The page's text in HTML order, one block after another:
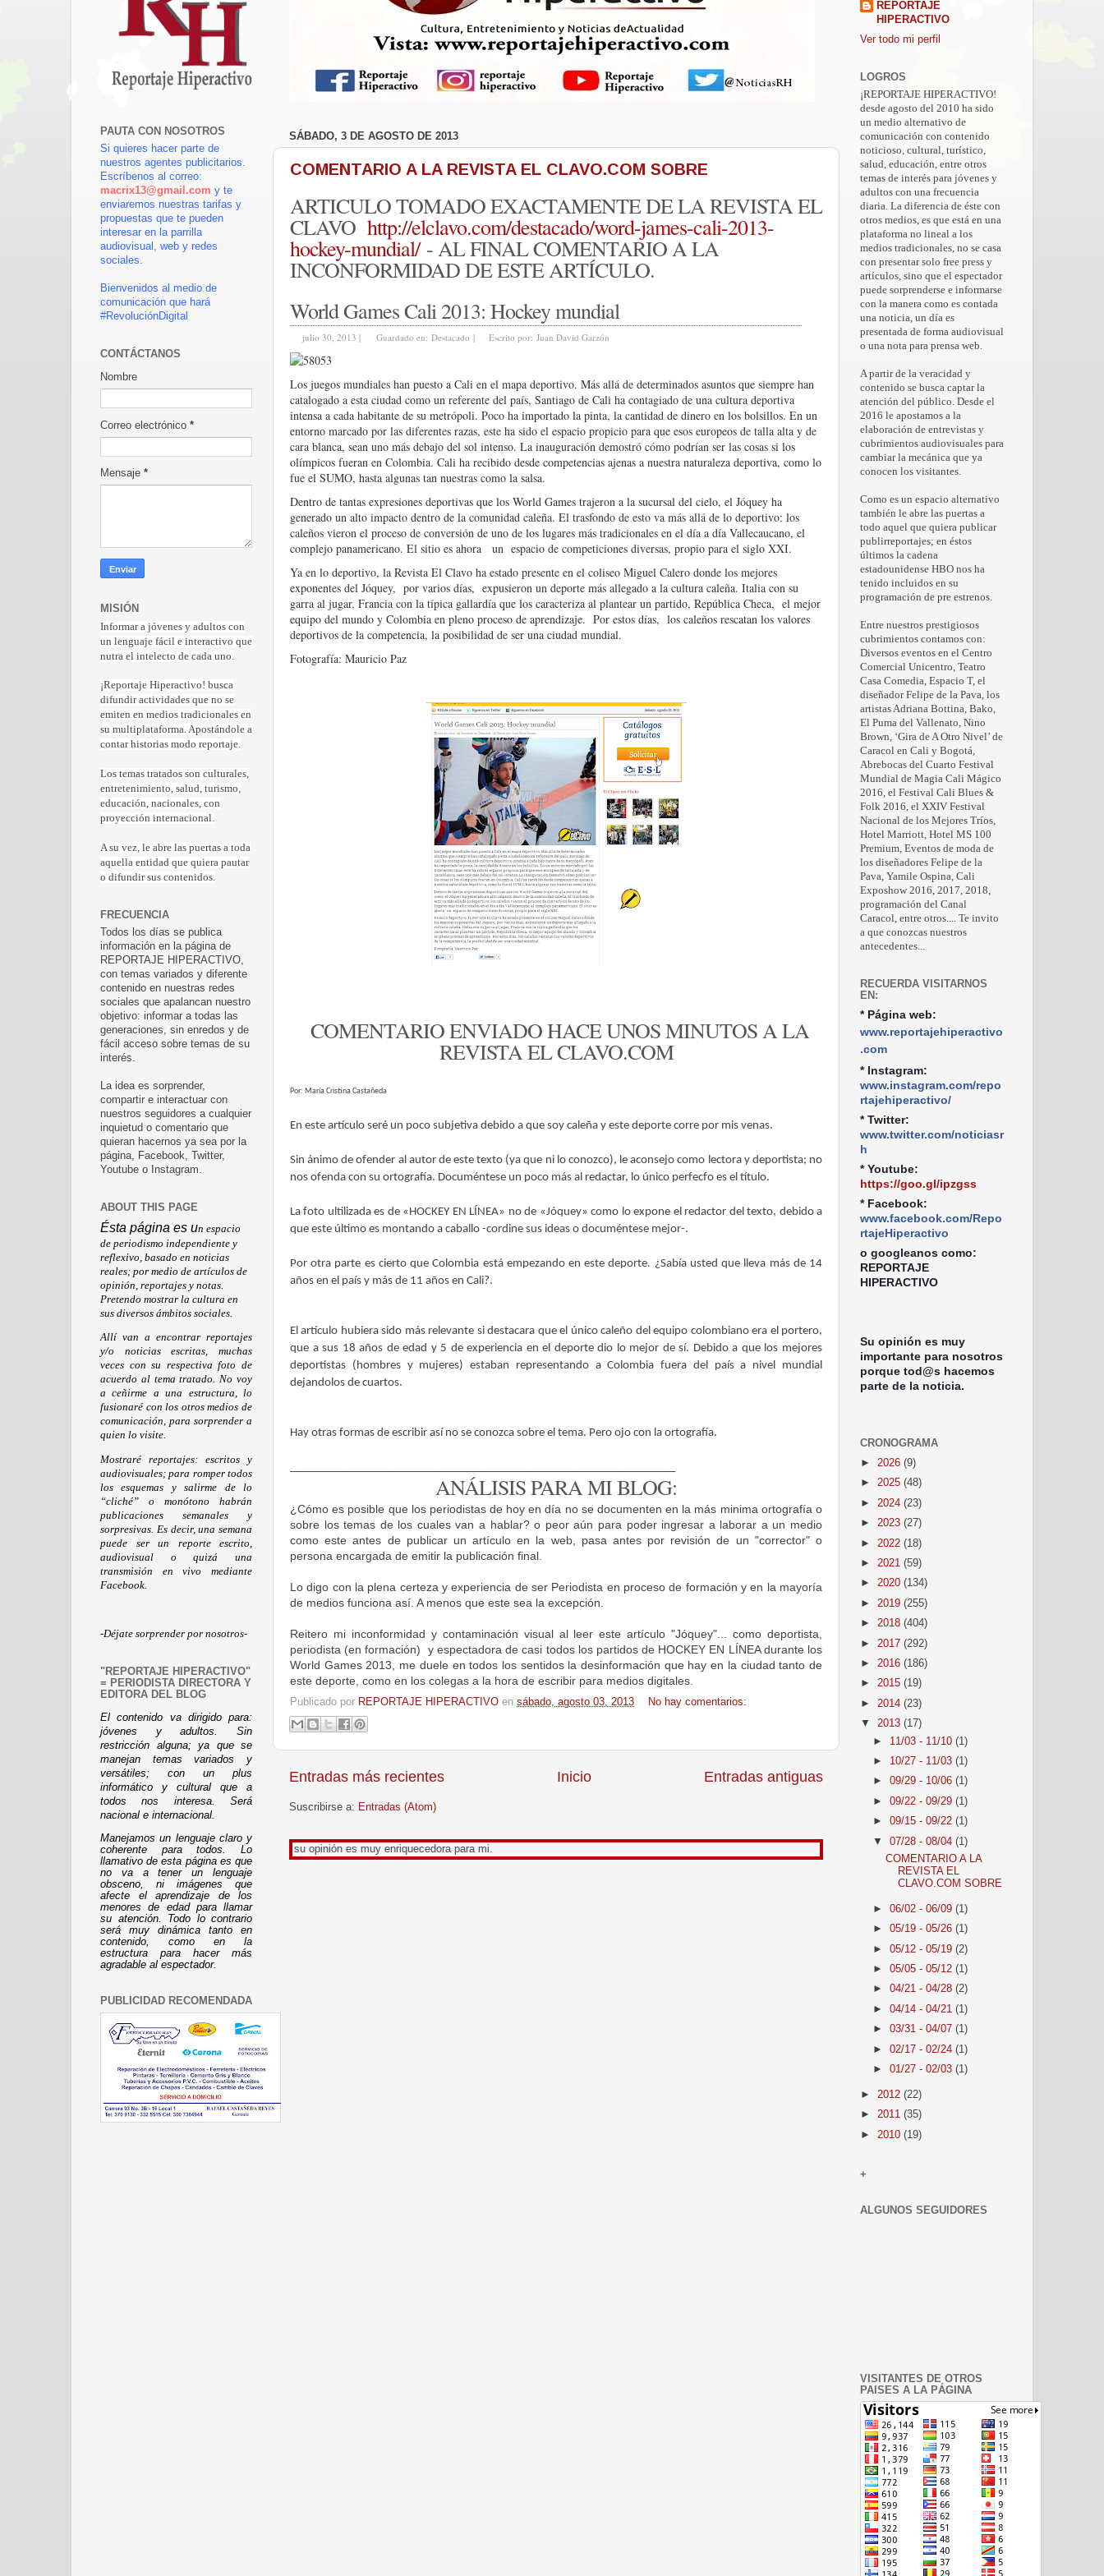
SÁBADO, 3 DE AGOSTO DE 2013
COMENTARIO A LA REVISTA EL CLAVO.COM SOBRE
ARTICULO TOMADO EXACTAMENTE DE LA REVISTA EL
CLAVO http://elclavo.com/destacado/word-james-cali-2013-
hockey-mundial/- AL FINAL COMENTARIO A LA
INCONFORMIDAD DE ESTE ARTÍCULO.
World Games Cali 2013: Hockey mundial
julio 30, 2013 | Guardado en: Destacado | Escrito por: Juan David Garzón
Los juegos mundiales han puesto a Cali en el mapa deportivo. Más allá de determinados asuntos que siempre han
catalogado a esta ciudad como un referente del país, Santiago de Cali ha contagiado de una cultura deportiva
intensa a cada habitante de su metrópoli. Poco ha importado la pinta, la cantidad de dinero en los bolsillos. En un
entorno marcado por las diferentes razas, este ha sido el espacio propicio para que esos europeos de talla alta y de
cara blanca, sean uno más debajo del sol intenso. La inauguración demostró cómo podrían ser las cosas si los
olímpicos fueran en Colombia. Cali ha recibido desde competencias ajenas a nuestra naturaleza deportiva, como lo
fue el SUMO, hasta algunas tan nuestras como la salsa.
Dentro de tantas expresiones deportivas que los World Games trajeron a la sucursal del cielo, el Jóquey ha
generado un alto impacto dentro de la comunidad caleña. El trasfondo de esto va más allá de lo deportivo: los
caleños vieron el proceso de conversión de uno de los lugares más tradicionales en el día a día Vallecaucano, el
complejo panamericano. El sitio es ahora un espacio de competiciones diversas, propio para el siglo XXI.
Ya en lo deportivo, la Revista El Clavo ha estado presente en el coliseo Miguel Calero donde los mejores
exponentes del Jóquey, por varios días, expusieron un deporte más allegado a la cultura caleña. Italia con su
garra al jugar, Francia con la típica gallardía que los caracteriza al plantear un partido, República Checa, el mejor
equipo del mundo y Colombia en pleno proceso de aprendizaje. Por estos días, los caleños rescatan los valores
deportivos de la competencia, la posibilidad de ser una ciudad mundial.
Fotografía: Mauricio Paz
COMENTARIO ENVIADO HACE UNOS MINUTOS A LA
REVISTA EL CLAVO.COM
Por: María Cristina Castañeda
En este artículo seré un poco subjetiva debido a que soy caleña y este deporte corre por mis venas.
Sin ánimo de ofender al autor de este texto (ya que ni lo conozco), le aconsejo como lectora y deportista; no
nos ofenda con su ortografía. Documéntese un poco más al redactar, lo único perfecfo es el título.
La foto ultilizada es de «HOCKEY EN LÍNEA» no de «Jóquey» como lo expone el redactor del texto, debido a
que este último es montando a caballo -cordine sus ideas o documéntese mejor-.
Por otra parte es cierto que Colombia está empezando en este deporte. ¿Sabía usted que lleva más de 14
años en el país y más de 11 años en Cali?.
El artículo hubiera sido más relevante si destacara que el único caleño del equipo colombiano era el portero,
que a sus 18 años de edad y 5 de experiencia en el deporte dio lo mejor de sí. Debido a que los mejores
deportistas (hombres y mujeres) estaban representando a Colombia fuera del país a nivel mundial
dejandolos de cuartos.
Hay otras formas de escribir así no se conozca sobre el tema. Pero ojo con la ortografía.
ANÁLISIS PARA MI BLOG:
¿Cómo es posible que los periodistas de hoy en día no se documenten en la más minima ortografía o
sobre los temas de los cuales van a hablar? o peor aún para poder ingresar a laborar a un medio
como este antes de publicar un artículo en la web, pasa antes por revisión de un "corrector" o
persona encargada de emitir la publicación final.
Lo digo con la plena certeza y experiencia de ser Periodista en proceso de formación y en la mayoría
de medios funciona así. A menos que este sea la excepción.
Reitero mi inconformidad y contaminación visual al leer este artículo "Jóquey"... como deportista,
periodista (en formación) y espectadora de casi todos los partidos de HOCKEY EN LÍNEA durante los
World Games 2013, me duele en todos los sentidos la desinformación que hay en la ciudad tanto de
este deporte, como en los colegas a la hora de escribir para medios digitales.
Publicado por REPORTAJE HIPERACTIVO en sábado, agosto 03, 2013 No hay comentarios:
Entradas más recientes Entradas antiguas
Inicio
Suscribirse a: Entradas (Atom)
Gracias por leer mi trabajo, su opinión es muy enriquecedora para mi.
PAUTA CON NOSOTROS
Si quieres hacer parte de
nuestros agentes publicitarios.
Escríbenos al correo:
macrix13@gmail.com y te
enviaremos nuestras tarifas y
propuestas que te pueden
interesar en la parrilla
audiovisual, web y redes
sociales.
Bienvenidos al medio de
comunicación que hará
#RevoluciónDigital
CONTÁCTANOS
Nombre
Correo electrónico *
Mensaje *
MISIÓN
Informar a jóvenes y adultos con
un lenguaje fácil e interactivo que
nutra el intelecto de cada uno.
¡Reportaje Hiperactivo! busca
difundir actividades que no se
emiten en medios tradicionales en
su multiplataforma. Apostándole a
contar historias modo reportaje.
Los temas tratados son culturales,
entretenimiento, salud, turismo,
educación, nacionales, con
proyección internacional.
A su vez, le abre las puertas a toda
aquella entidad que quiera pautar
o difundir sus contenidos.
FRECUENCIA
Todos los días se publica
información en la página de
REPORTAJE HIPERACTIVO,
con temas variados y diferente
contenido en nuestras redes
sociales que apalancan nuestro
objetivo: informar a todas las
generaciones, sin enredos y de
fácil acceso sobre temas de su
interés.
La idea es sorprender,
compartir e interactuar con
nuestros seguidores a cualquier
inquietud o comentario que
quieran hacernos ya sea por la
página, Facebook, Twitter,
Youtube o Instagram.
ABOUT THIS PAGE
Ésta página es un espacio
de periodismo independiente y
reflexivo, basado en noticias
reales; por medio de artículos de
opinión, reportajes y notas.
Pretendo mostrar la cultura en
sus diversos ámbitos sociales.
Allí van a encontrar reportajes
y/o noticias escritas, muchas
veces con su respectiva foto de
acuerdo al tema tratado. No voy
a ceñirme a una estructura, lo
fusionaré con los otros medios de
comunicación, para sorprender a
quien lo visite.
Mostraré reportajes: escritos y
audiovisuales; para romper todos
los esquemas y salirme de lo
“cliché” o monótono habrán
publicaciones semanales y
sorpresivas. Es decir, una semana
puede ser un reporte escrito,
audiovisual o quizá una
transmisión en vivo mediante
Facebook.
-Déjate sorprender por nosotros-
"REPORTAJE HIPERACTIVO"
= PERIODISTA DIRECTORA Y
EDITORA DEL BLOG
El contenido va dirigido para:
jóvenes y adultos. Sin
restricción alguna; ya que se
manejan temas variados y
versátiles; con un plus
informático y cultural que a
todos nos interesa. Será
nacional e internacional.
Manejamos un lenguaje claro y
coherente para todos. Lo
llamativo de esta página es que
no va a tener un lenguaje
obsceno, ni imágenes que
afecte el aprendizaje de los
menores de edad para llamar
su atención. Todo lo contrario
será muy dinámica tanto en
contenido, como en la
estructura para hacer más
agradable al espectador.
PUBLICIDAD RECOMENDADA
REPORTAJE
HIPERACTIVO
Ver todo mi perfil
LOGROS
¡REPORTAJE HIPERACTIVO!
desde agosto del 2010 ha sido
un medio alternativo de
comunicación con contenido
noticioso, cultural, turístico,
salud, educación, entre otros
temas de interés para jóvenes y
adultos con una frecuencia
diaria. La diferencia de éste con
otros medios, es que está en una
plataforma no lineal a los
medios tradicionales, no se casa
con presentar solo free press y
artículos, sino que el espectador
puede sorprenderse e informarse
con la manera como es contada
una noticia, un día es
presentada de forma audiovisual
o una nota para prensa web.
A partir de la veracidad y
contenido se busca captar la
atención del público. Desde el
2016 le apostamos a la
elaboración de entrevistas y
cubrimientos audiovisuales para
cambiar la mecánica que ya
conocen los visitantes.
Como es un espacio alternativo
también le abre las puertas a
todo aquel que quiera publicar
publirreportajes; en éstos
últimos la cadena
estadounidense HBO nos ha
tenido incluidos en su
programación de pre estrenos.
Entre nuestros prestigiosos
cubrimientos contamos con:
Diversos eventos en el Centro
Comercial Unicentro, Teatro
Casa Comedia, Espacio T, el
diseñador Felipe de la Pava, los
artistas Adriana Bottina, Bako,
El Puma del Vallenato, Nino
Brown, ‘Gira de A Otro Nivel’ de
Caracol en Cali y Bogotá,
Abrebocas del Cuarto Festival
Mundial de Magia Cali Mágico
2016, el Festival Cali Blues &
Folk 2016, el XXIV Festival
Nacional de los Mejores Tríos,
Hotel Marriott, Hotel MS 100
Premium, Eventos de moda de
los diseñadores Felipe de la
Pava, Yamile Ospina, Cali
Exposhow 2016, 2017, 2018,
programación del Canal
Caracol, entre otros.... Te invito
a que conozcas nuestros
antecedentes...
RECUERDA VISITARNOS
EN:
* Página web:
www.reportajehiperactivo
.com
* Instagram:
www.instagram.com/repo
rtajehiperactivo/
* Twitter:
www.twitter.com/noticiasr
h
* Youtube:
https://goo.gl/ipzgss
* Facebook:
www.facebook.com/Repo
rtajeHiperactivo
o googleanos como:
REPORTAJE
HIPERACTIVO
Su opinión es muy
importante para nosotros
porque tod@s hacemos
parte de la noticia.
CRONOGRAMA
► 2026 (9)
► 2025 (48)
► 2024 (23)
► 2023 (27)
► 2022 (18)
► 2021 (59)
► 2020 (134)
► 2019 (255)
► 2018 (404)
► 2017 (292)
► 2016 (186)
► 2015 (19)
► 2014 (23)
▼ 2013 (17)
► 11/03 - 11/10(1)
► 10/27 - 11/03(1)
►09/29 - 10/06(1)
►09/22 - 09/29(1)
►09/15 - 09/22(1)
▼07/28 - 08/04(1)
COMENTARIO A LA
REVISTA EL
CLAVO.COM SOBRE
►06/02 - 06/09(1)
►05/19 - 05/26(1)
►05/12 - 05/19(2)
►05/05 - 05/12(1)
►04/21 - 04/28(2)
►04/14 - 04/21(1)
►03/31 - 04/07(1)
►02/17 - 02/24(1)
►01/27 - 02/03(1)
► 2012 (22)
► 2011 (35)
► 2010 (19)
+
ALGUNOS SEGUIDORES
VISITANTES DE OTROS
PAISES A LA PÁGINA